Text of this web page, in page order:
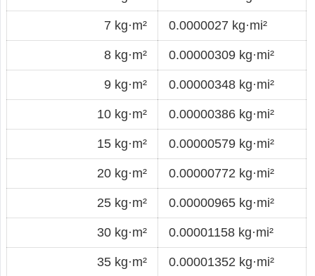
7 kg·m² 0.0000027 kg·mi²
8 kg·m² 0.00000309 kg·mi²
9 kg·m² 0.00000348 kg·mi²
10 kg·m² 0.00000386 kg·mi²
15 kg·m² 0.00000579 kg·mi²
20 kg·m² 0.00000772 kg·mi²
25 kg·m² 0.00000965 kg·mi²
30 kg·m² 0.00001158 kg·mi²
35 kg·m² 0.00001352 kg·mi²